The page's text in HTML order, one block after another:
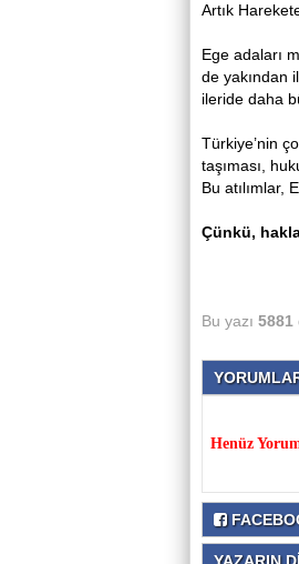
Artık
Ege adaları
de yakından
ileride daha
Türkiye’nin
taşıması,
Bu atılımlar,
Çünkü,
Bu yazı 5881
Henüz